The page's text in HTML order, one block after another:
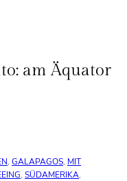
am Äquator
, GALAPAGOS, MIT
, SÜDAMERIKA